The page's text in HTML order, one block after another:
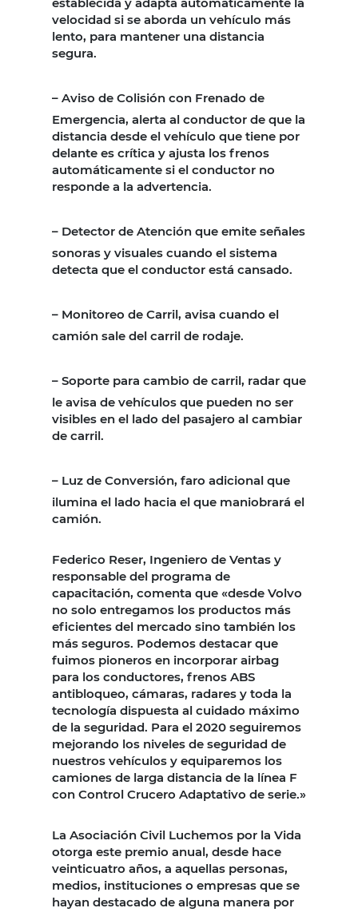
velocidad si se aborda un vehículo más
lento, para mantener una distancia
segura.
– Aviso de Colisión con Frenado de
Emergencia, alerta al conductor de que la
distancia desde el vehículo que tiene por
delante es crítica y ajusta los frenos
automáticamente si el conductor no
responde a la advertencia.
– Detector de Atención que emite señales
sonoras y visuales cuando el sistema
detecta que el conductor está cansado.
– Monitoreo de Carril, avisa cuando el
camión sale del carril de rodaje.
– Soporte para cambio de carril, radar que
le avisa de vehículos que pueden no ser
visibles en el lado del pasajero al cambiar
de carril.
– Luz de Conversión, faro adicional que
ilumina el lado hacia el que maniobrará el
camión.
Federico Reser, Ingeniero de Ventas y
responsable del programa de
capacitación, comenta que «desde Volvo
no solo entregamos los productos más
eficientes del mercado sino también los
más seguros. Podemos destacar que
fuimos pioneros en incorporar airbag
para los conductores, frenos ABS
antibloqueo, cámaras, radares y toda la
tecnología dispuesta al cuidado máximo
de la seguridad. Para el 2020 seguiremos
mejorando los niveles de seguridad de
nuestros vehículos y equiparemos los
camiones de larga distancia de la línea F
con Control Crucero Adaptativo de serie.»
La Asociación Civil Luchemos por la Vida
otorga este premio anual, desde hace
veinticuatro años, a aquellas personas,
medios, instituciones o empresas que se
hayan destacado de alguna manera por